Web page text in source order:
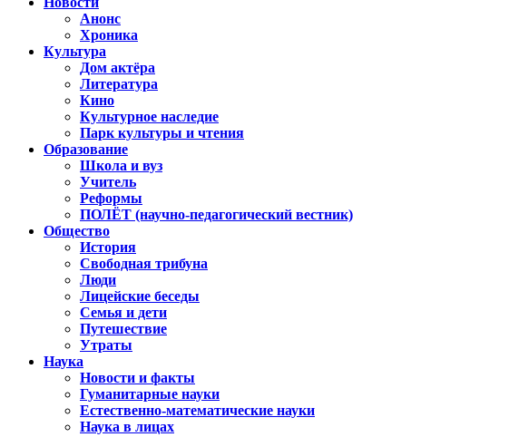
Анонс
Хроника
Культура
Дом актёра
Литература
Кино
Культурное наследие
Парк культуры и чтения
Образование
Школа и вуз
Учитель
Реформы
ПОЛЁТ (научно-педагогический вестник)
Общество
История
Свободная трибуна
Люди
Лицейские беседы
Семья и дети
Путешествие
Утраты
Наука
Новости и факты
Гуманитарные науки
Естественно-математические науки
Наука в лицах